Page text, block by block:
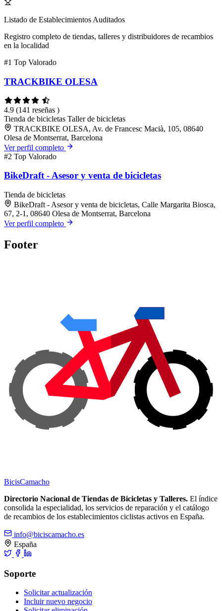
Listado de Establecimientos Auditados
Registro completo de tiendas, talleres y distribuidores de recambios
en la localidad
#1 Top Valorado
TRACKBIKE OLESA
4.9 (141 reseñas )
Tienda de bicicletas Taller de bicicletas
TRACKBIKE OLESA, Av. de Francesc Macià, 105, 08640
Olesa de Montserrat, Barcelona
Ver perfil completo
#2 Top Valorado
BikeDraft - Asesor y venta de bicicletas
Tienda de bicicletas
BikeDraft - Asesor y venta de bicicletas, Calle Margarita Biosca,
67, 2-1, 08640 Olesa de Montserrat, Barcelona
Ver perfil completo
Footer
BicisCamacho
Directorio Nacional de Tiendas de Bicicletas y Talleres. El índice
consolida la especialidad, los servicios de reparación y el catálogo
de recambios de los establecimientos ciclistas activos en España.
info@biciscamacho.es
España
Soporte
Solicitar actualización
Incluir nuevo negocio